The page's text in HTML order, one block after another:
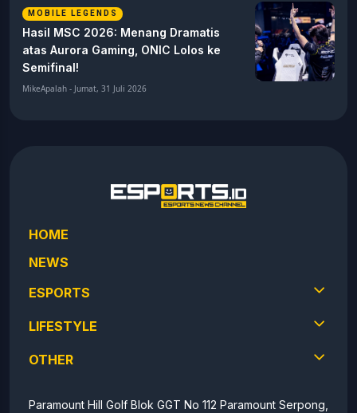
MOBILE LEGENDS
Hasil MSC 2026: Menang Dramatis
atas Aurora Gaming, ONIC Lolos ke
Semifinal!
MikeApalah - Jumat, 31 Juli 2026
HOME
NEWS
ESPORTS
LIFESTYLE
OTHER
Paramount Hill Golf Blok GGT No 112 Paramount Serpong,